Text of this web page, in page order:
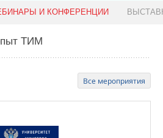
И КОНФЕРЕНЦИИ
ТИМ
Все мероприятия